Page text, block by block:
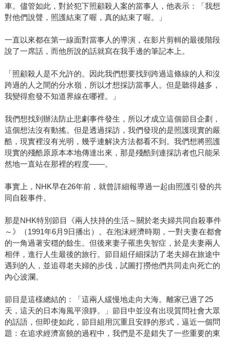
車。儘管如此，對於犯下照顧殺人案的當事人，他表示：「我想
對他們說聲，照護結束了喔，真的結束了喔。」
一直以來都在第一線面對當事人的導演，在影片剪輯的最後階段
說了一席話，而他所說的話就寫在我手邊的筆記本上。
「照顧殺人是不允許的。因此我們想要找到跨過這條線的人和沒
跨過的人之間的分水嶺，所以才想採訪當事人。但是聽得越多，
我變得愈發不知道界線在哪裡。」
我們想找到辦法防止悲劇事件發生，所以才成立這個節目企劃，
這個想法沒有動搖。但是透過採訪，我們發現的是照護現實的嚴
酷，現實裡沒有光明，幾乎連解決方法都看不到。我們想將照護
現實的殘酷原原本本地傳達出來，那是殘酷到連採訪者也只能呆
然地一直站在那裡的程度——。
事實上，NHK早在26年前，就曾詳細報導過一起由照護引發的共
同自殺事件。
那是NHK特別節目《兩人扶持的生活～關於老夫婦共同自殺事件
～》（1991年6月9日播出）。在泡沫經濟時期，一對夫妻在都會
的一角過著安穩的餘生。但後來妻子罹患失智症，於是夫妻兩人
相伴，進行人生最後的旅行。節目組仔細採訪了老夫婦在旅途中
遇到的人，並追尋老夫婦的步伐，試圖打撈他們共同走向死亡的
內心波瀾。
節目是這樣總結的：「這兩人緩慢地走向大海。離家已過了25
天，這天的日本海風平浪靜。」節目中並沒有出現質問社會大眾
的話語，但即使如此，節目組用沉重且安靜的形式，逼近一個問
題：在追求經濟富饒的過程中，我們是不是錯失了一些重要的東